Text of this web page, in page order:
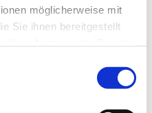
möglicherweise mit
Sie ihnen bereitgestellt